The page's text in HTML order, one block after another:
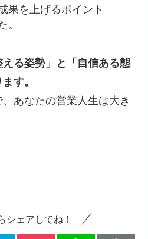
果を上げるポイント
。
る姿勢」と「自信ある態
す。
あなたの営業人生は大き
シェアしてね！